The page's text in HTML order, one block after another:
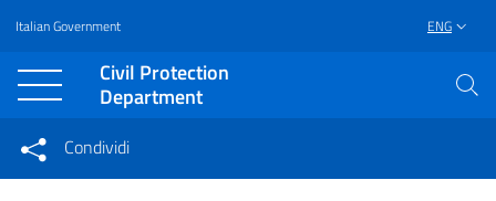
Vai al contenuto principale
Raggiungi il piè di pagina
Italian Government ENG
Civil Protection
Department
Condividi su Facebook
Condividi
Condividi sui social network